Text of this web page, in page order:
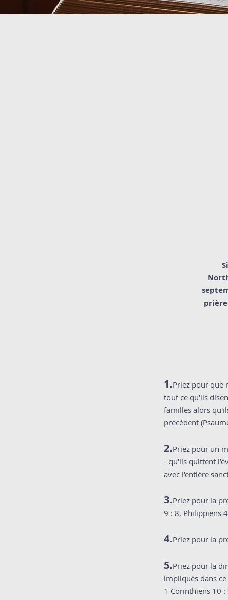
1.Priez pour que
tout ce qu'ils
familles alors
précédent
2.Priez pour un
- qu'ils quittent
avec l'entière
3.Priez pour la
9 : 8, Philippiens
4.Priez pour la
5.Priez pour la
impliqués dans
1 Corinthiens 10 :